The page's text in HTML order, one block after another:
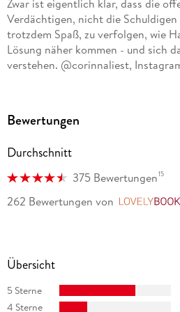
Zwar ist eigentlich klar, dass die
Verdächtigen, nicht die
trotzdem Spaß, zu verfolgen, wie
Lösung näher kommen - und sich
verstehen. @corinnaliest,
Charakterisierungen und die
der sozialen Hintergründe
Engelmayer, radiolounge. de
Auch der zweite Fall von Hanna
skandinavische Krimis lesen.
Bewertungen
Durchschnitt
375 Bewertungen15
262 Bewertungen von
Übersicht
5 Sterne
4 Sterne